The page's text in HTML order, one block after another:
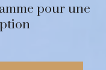
pour une